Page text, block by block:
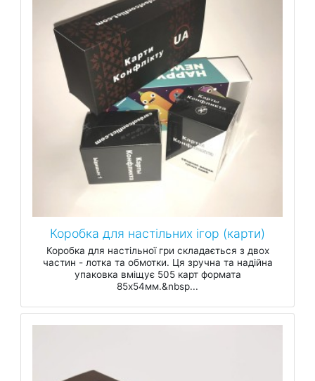
Коробка для настільних ігор (карти)
Коробка для настільної гри складається з двох
частин - лотка та обмотки. Ця зручна та надійна
упаковка вміщує 505 карт формата
85х54мм.&nbsp...